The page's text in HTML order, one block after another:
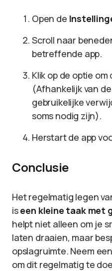
Open de
Scroll naar
betreffende app.
Klik op de optie
(Afhankelijk van
gebruikelijke
soms nodig zijn).
Herstart de app
Conclusie
Het regelmatig legen
iseen kleine taak met
helpt niet alleen om je
laten draaien, maar
opslagruimte. Neem
om dit regelmatig te